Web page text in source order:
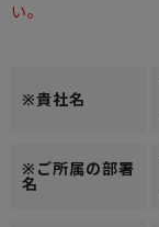
い。
※貴社名
※ご所属の部署
名